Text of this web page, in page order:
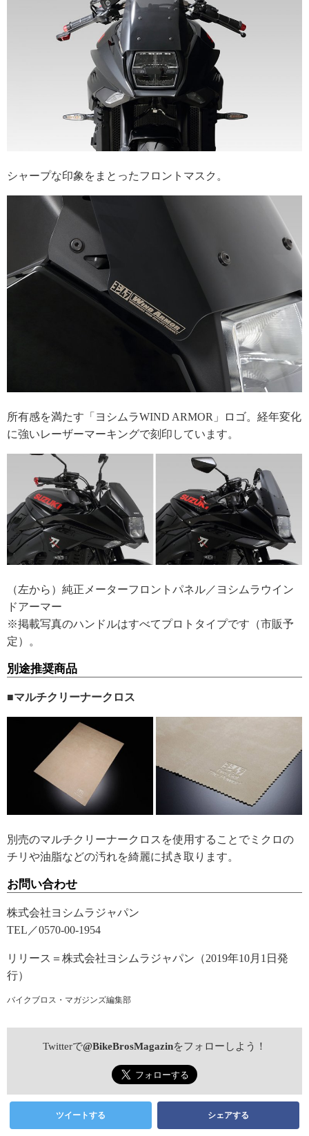
シャープな印象をまとったフロントマスク。
所有感を満たす「ヨシムラWIND ARMOR」ロゴ。経年変化
に強いレーザーマーキングで刻印しています。
（左から）純正メーターフロントパネル／ヨシムラウイン
ドアーマー
※掲載写真のハンドルはすべてプロトタイプです（市販予
定）。
別途推奨商品
■マルチクリーナークロス
別売のマルチクリーナークロスを使用することでミクロの
チリや油脂などの汚れを綺麗に拭き取ります。
お問い合わせ
株式会社ヨシムラジャパン
TEL／0570-00-1954
リリース＝株式会社ヨシムラジャパン（2019年10月1日発
行）
バイクブロス・マガジンズ編集部
Twitterで@BikeBrosMagazinをフォローしよう！
ツイートする シェアする